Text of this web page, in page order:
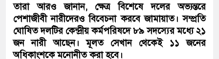
তারা আরও জানান, ক্ষেত্র বিশেষে দলের অভ্যন্তরে
পেশাজীবী নারীদেরও বিবেচনা করবে জামায়াত। সম্প্রতি
ঘোষিত দলটির কেন্দ্রীয় কর্মপরিষদে ৮৯ সদস্যের মধ্যে ২১
জন নারী আছেন। মূলত সেখান থেকেই ১১ জনের
অধিকাংশকে মনোনীত করা হবে।